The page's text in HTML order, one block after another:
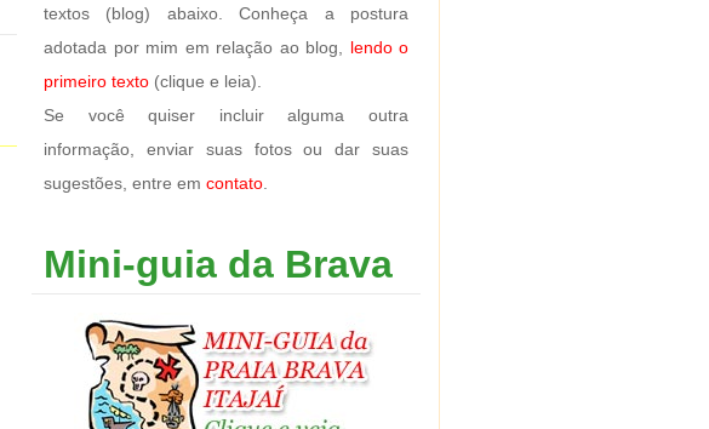
textos (blog) abaixo. Conheça a postura
adotada por mim em relação ao blog, lendo o
primeiro texto (clique e leia).
Se você quiser incluir alguma outra
informação, enviar suas fotos ou dar suas
sugestões, entre em contato
Mini-guia da Brava